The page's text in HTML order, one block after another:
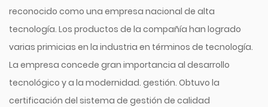
reconocido como una empresa nacional de alta
tecnología. Los productos de la compañía han logrado
varias primicias en la industria en términos de tecnología.
La empresa concede gran importancia al desarrollo
tecnológico y a la modernidad. gestión. Obtuvo la
certificación del sistema de gestión de calidad